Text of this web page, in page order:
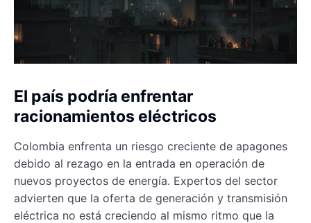
El país podría enfrentar
racionamientos eléctricos
Colombia enfrenta un riesgo creciente de apagones
debido al rezago en la entrada en operación de
nuevos proyectos de energía. Expertos del sector
advierten que la oferta de generación y transmisión
eléctrica no está creciendo al mismo ritmo que la